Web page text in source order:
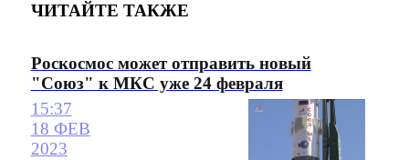
ЧИТАЙТЕ ТАКЖЕ
Роскосмос может отправить новый
"Союз" к МКС уже 24 февраля
15:37
18 ФЕВ
2023